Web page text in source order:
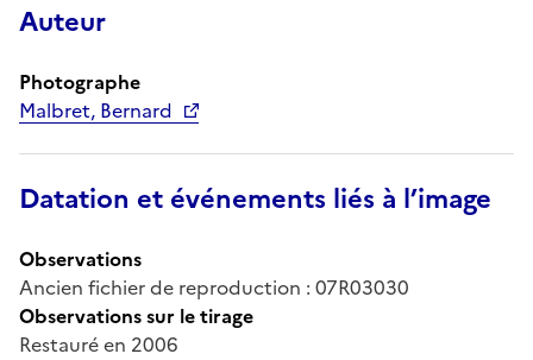
Auteur
Photographe
Malbret, Bernard
Datation et événements liés à l’image
Observations
Ancien fichier de reproduction : 07R03030
Observations sur le tirage
Restauré en 2006